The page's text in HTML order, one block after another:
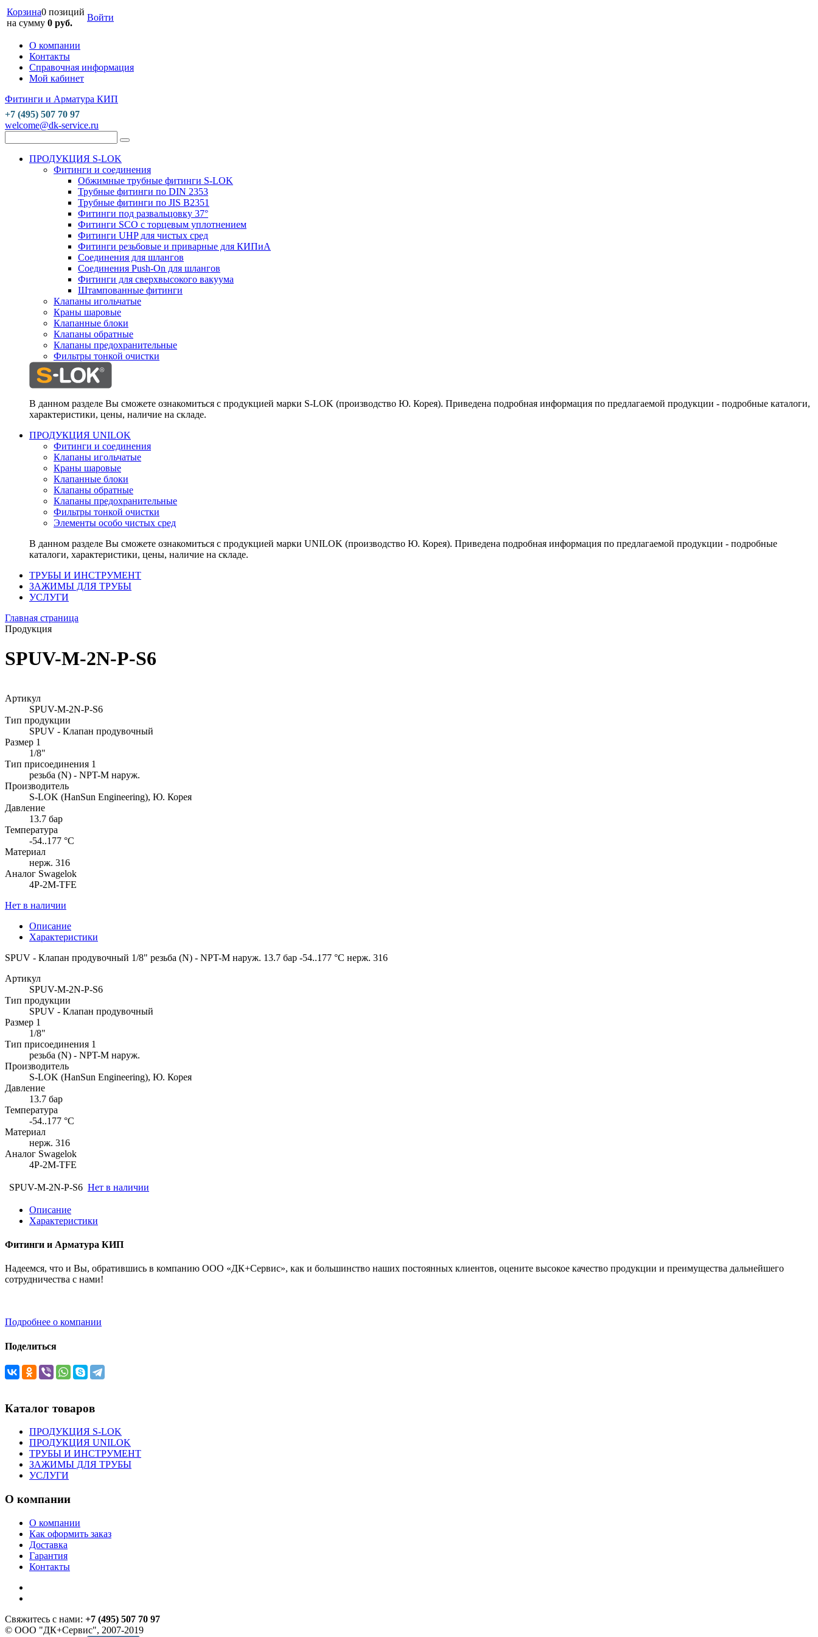
Корзина0 позиций
на сумму 0 руб.
Войти
О компании
Контакты
Справочная информация
Мой кабинет
Фитинги и Арматура КИП
+7 (495) 507 70 97
welcome@dk-service.ru
ПРОДУКЦИЯ S-LOK
Фитинги и соединения
Обжимные трубные фитинги S-LOK
Трубные фитинги по DIN 2353
Трубные фитинги по JIS B2351
Фитинги под развальцовку 37°
Фитинги SCO с торцевым уплотнением
Фитинги UHP для чистых сред
Фитинги резьбовые и приварные для КИПиА
Соединения для шлангов
Соединения Push-On для шлангов
Фитинги для сверхвысокого вакуума
Штампованные фитинги
Клапаны игольчатые
Краны шаровые
Клапанные блоки
Клапаны обратные
Клапаны предохранительные
Фильтры тонкой очистки
В данном разделе Вы сможете ознакомиться с продукцией марки S-LOK (производство Ю. Корея). Приведена подробная информация по предлагаемой продукции - подробные каталоги,
характеристики, цены, наличие на складе.
ПРОДУКЦИЯ UNILOK
Фитинги и соединения
Клапаны игольчатые
Краны шаровые
Клапанные блоки
Клапаны обратные
Клапаны предохранительные
Фильтры тонкой очистки
Элементы особо чистых сред
В данном разделе Вы сможете ознакомиться с продукцией марки UNILOK (производство Ю. Корея). Приведена подробная информация по предлагаемой продукции - подробные
каталоги, характеристики, цены, наличие на складе.
ТРУБЫ И ИНСТРУМЕНТ
ЗАЖИМЫ ДЛЯ ТРУБЫ
УСЛУГИ
Главная страница
Продукция
SPUV-M-2N-P-S6
Артикул
SPUV-M-2N-P-S6
Тип продукции
SPUV - Клапан продувочный
Размер 1
1/8"
Тип присоединения 1
резьба (N) - NPT-M наруж.
Производитель
S-LOK (HanSun Engineering), Ю. Корея
Давление
13.7 бар
Температура
-54..177 °C
Материал
нерж. 316
Аналог Swagelok
4P-2M-TFE
Нет в наличии
Описание
Характеристики
SPUV - Клапан продувочный 1/8" резьба (N) - NPT-M наруж. 13.7 бар -54..177 °C нерж. 316
Артикул
SPUV-M-2N-P-S6
Тип продукции
SPUV - Клапан продувочный
Размер 1
1/8"
Тип присоединения 1
резьба (N) - NPT-M наруж.
Производитель
S-LOK (HanSun Engineering), Ю. Корея
Давление
13.7 бар
Температура
-54..177 °C
Материал
нерж. 316
Аналог Swagelok
4P-2M-TFE
SPUV-M-2N-P-S6 Нет в наличии
Описание
Характеристики
Фитинги и Арматура КИП
Надеемся, что и Вы, обратившись в компанию ООО «ДК+Сервис», как и большинство наших постоянных клиентов, оцените высокое качество продукции и преимущества дальнейшего
сотрудничества с нами!
Подробнее о компании
Поделиться
Каталог товаров
ПРОДУКЦИЯ S-LOK
ПРОДУКЦИЯ UNILOK
ТРУБЫ И ИНСТРУМЕНТ
ЗАЖИМЫ ДЛЯ ТРУБЫ
УСЛУГИ
О компании
О компании
Как оформить заказ
Доставка
Гарантия
Контакты
Свяжитесь с нами: +7 (495) 507 70 97
© ООО "ДК+Сервис", 2007-2019